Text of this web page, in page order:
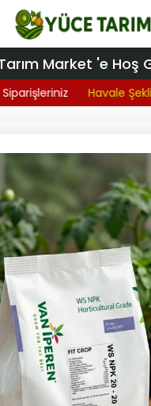
Market 'e Hoş
Havale